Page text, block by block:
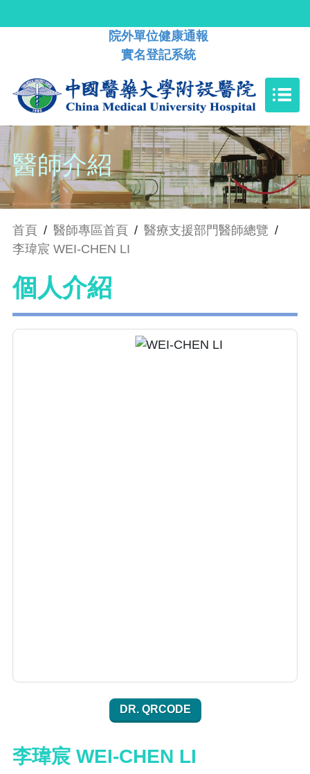
院外單位健康通報
實名登記系統
醫師介紹
首頁 / 醫師專區首頁 / 醫療支援部門醫師總覽 /
李瑋宸 WEI-CHEN LI
個人介紹
DR. QRCODE
李瑋宸 WEI-CHEN LI